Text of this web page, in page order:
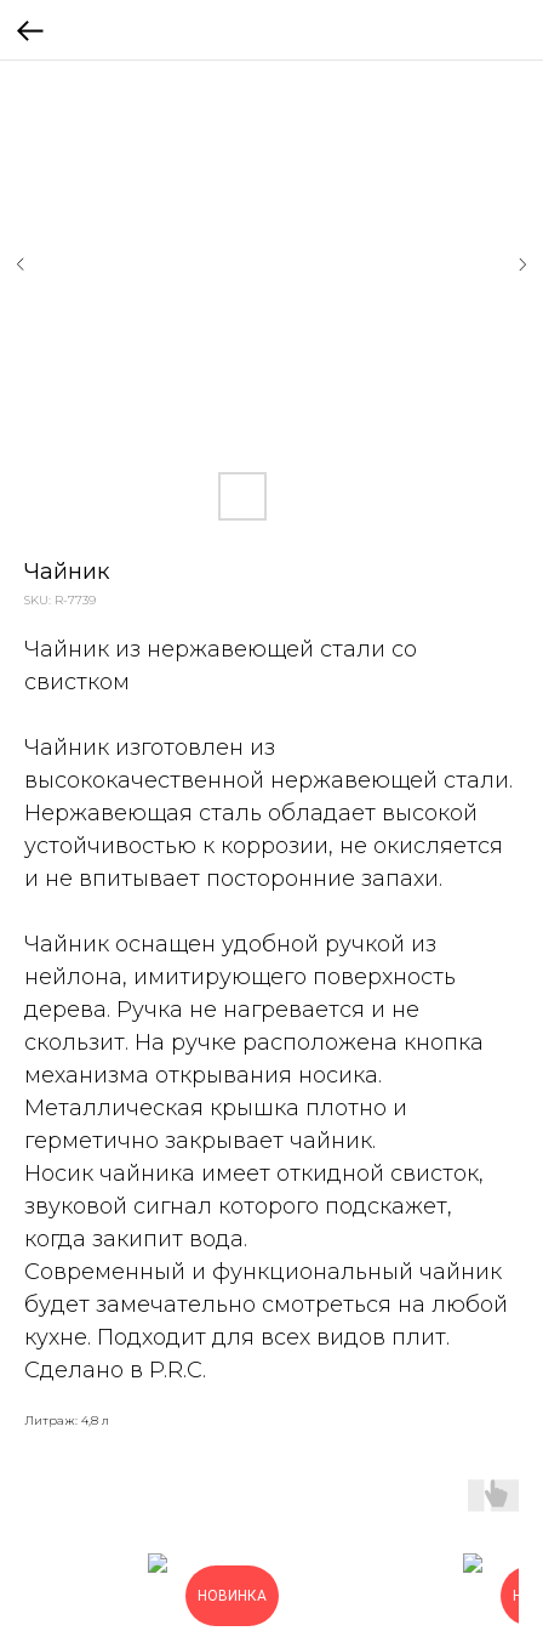
Чайник
SKU: R-7739
Чайник из нержавеющей стали со
свистком
Чайник изготовлен из
высококачественной нержавеющей стали.
Нержавеющая сталь обладает высокой
устойчивостью к коррозии, не окисляется
и не впитывает посторонние запахи.
Чайник оснащен удобной ручкой из
нейлона, имитирующего поверхность
дерева. Ручка не нагревается и не
скользит. На ручке расположена кнопка
механизма открывания носика.
Металлическая крышка плотно и
герметично закрывает чайник.
Носик чайника имеет откидной свисток,
звуковой сигнал которого подскажет,
когда закипит вода.
Современный и функциональный чайник
будет замечательно смотреться на любой
кухне. Подходит для всех видов плит.
Сделано в P.R.C.
Литраж: 4,8 л
НОВИНКА